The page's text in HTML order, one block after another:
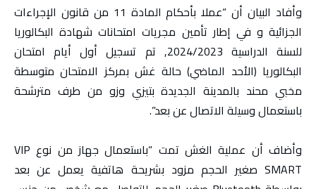
وأفاد البيان أن “عملا بأحكام المادة 11 من قانون الإجراءات
الجزائية و في إطار تأمين مجريات امتحانات شهادة البكالوريا
للسنة الدراسية 2024/2023, تم تسجيل أول أيام امتحان
البكالوريا (الأحد الماضي) حالة غش بمركز الامتحان متوسطة
مخبي محند بالمدينة الجديدة بتيزي وزو من طرف مترشحة
باستعمال وسيلة الاتصال عن بعد”.
وأضاف أن عملية الغش تمت “باستعمال جهاز من نوع VIP
SMART صغير الحجم مزود بشريحة هاتفية يعمل عن بعد